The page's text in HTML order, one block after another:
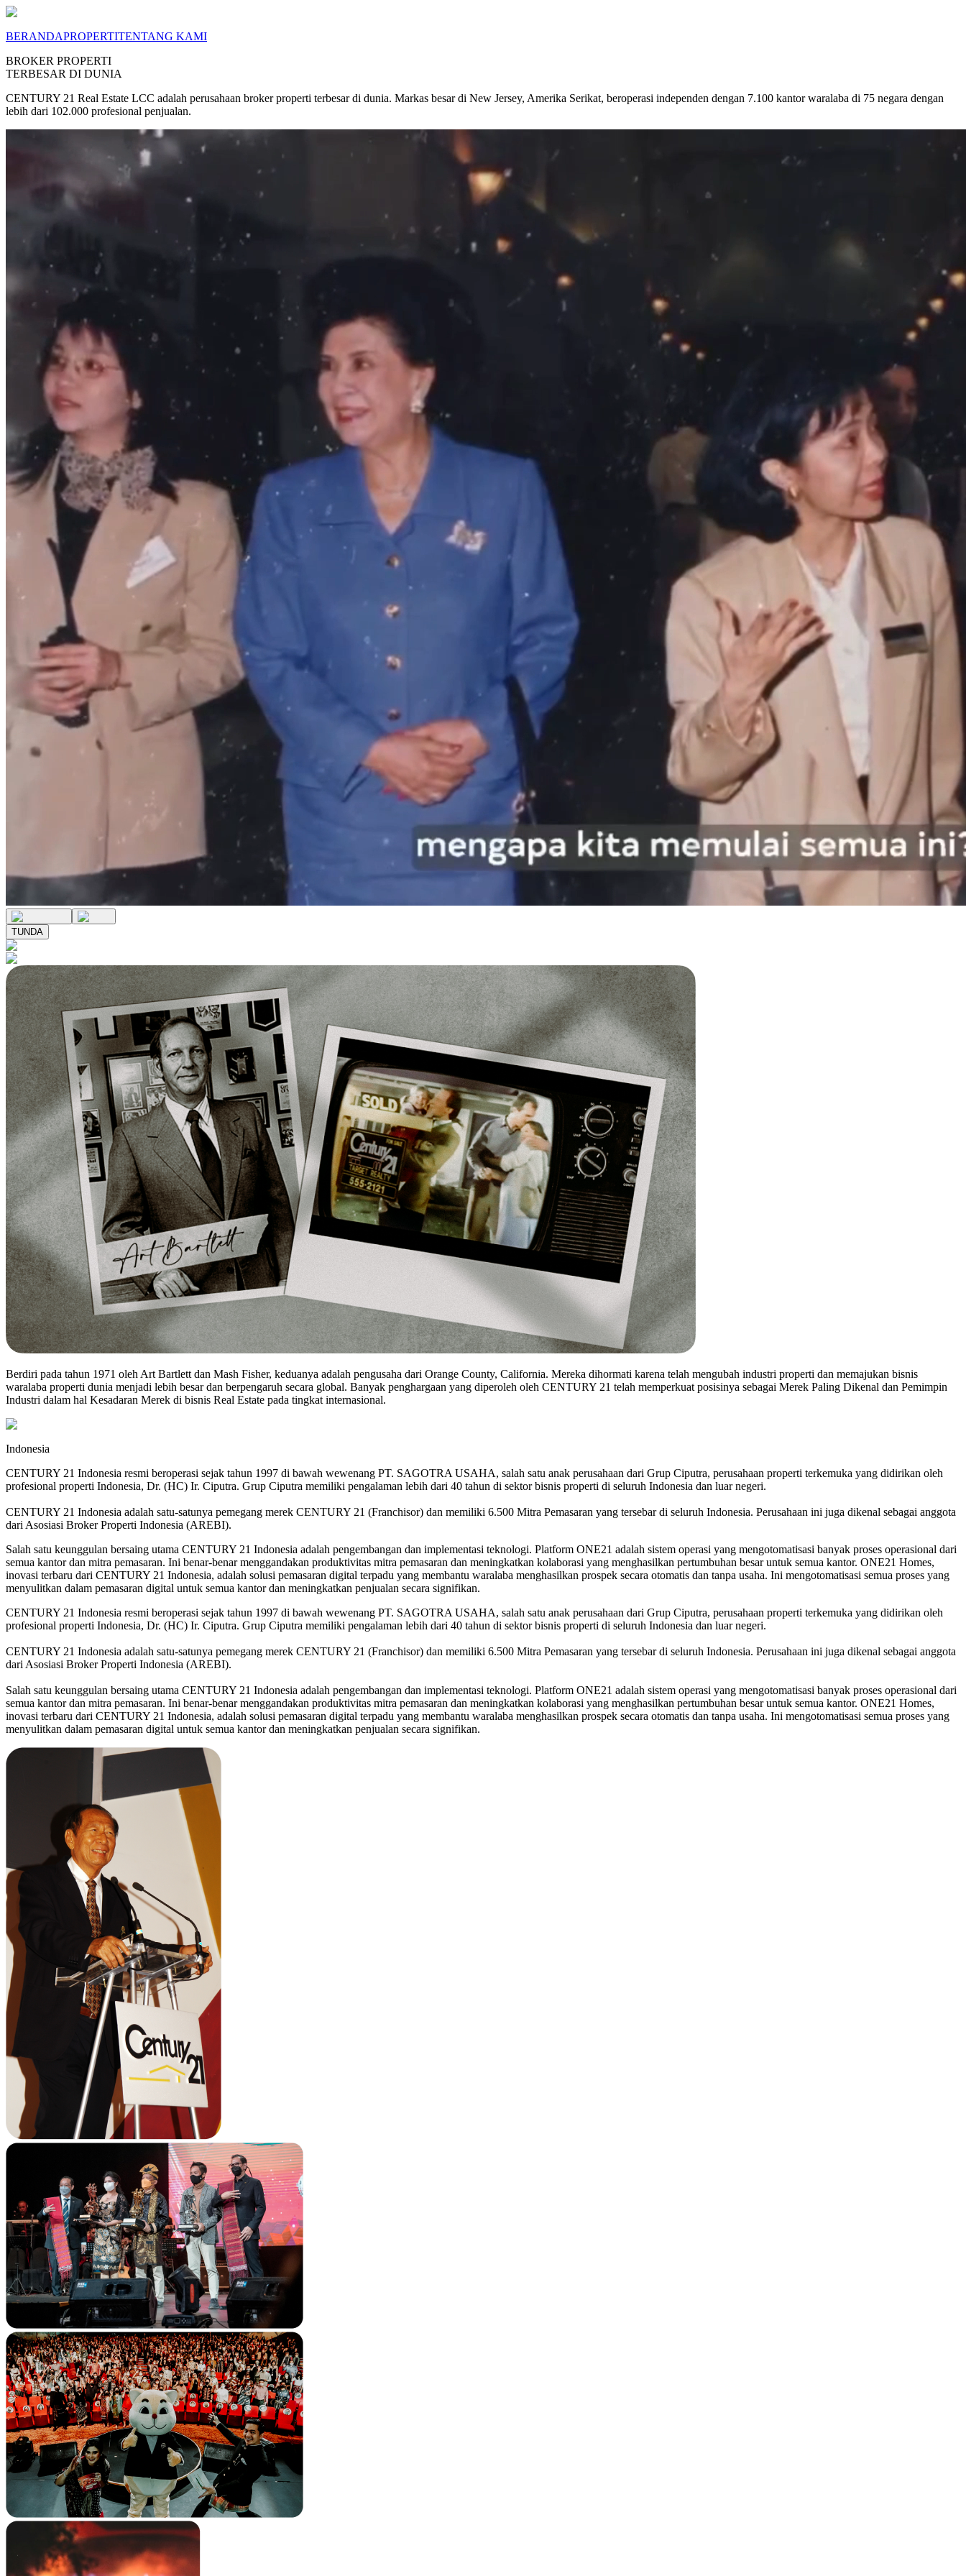
BERANDAPROPERTITENTANG KAMI
BROKER PROPERTI
TERBESAR DI DUNIA
CENTURY 21 Real Estate LCC adalah perusahaan broker properti terbesar di dunia. Markas besar di New Jersey, Amerika Serikat, beroperasi independen dengan 7.100 kantor waralaba di 75 negara dengan
lebih dari 102.000 profesional penjualan.
TUNDA
Berdiri pada tahun 1971 oleh Art Bartlett dan Mash Fisher, keduanya adalah pengusaha dari Orange County, California. Mereka dihormati karena telah mengubah industri properti dan memajukan bisnis
waralaba properti dunia menjadi lebih besar dan berpengaruh secara global. Banyak penghargaan yang diperoleh oleh CENTURY 21 telah memperkuat posisinya sebagai Merek Paling Dikenal dan Pemimpin
Industri dalam hal Kesadaran Merek di bisnis Real Estate pada tingkat internasional.
Indonesia
CENTURY 21 Indonesia resmi beroperasi sejak tahun 1997 di bawah wewenang PT. SAGOTRA USAHA, salah satu anak perusahaan dari Grup Ciputra, perusahaan properti terkemuka yang didirikan oleh
profesional properti Indonesia, Dr. (HC) Ir. Ciputra. Grup Ciputra memiliki pengalaman lebih dari 40 tahun di sektor bisnis properti di seluruh Indonesia dan luar negeri.
CENTURY 21 Indonesia adalah satu-satunya pemegang merek CENTURY 21 (Franchisor) dan memiliki 6.500 Mitra Pemasaran yang tersebar di seluruh Indonesia. Perusahaan ini juga dikenal sebagai anggota
dari Asosiasi Broker Properti Indonesia (AREBI).
Salah satu keunggulan bersaing utama CENTURY 21 Indonesia adalah pengembangan dan implementasi teknologi. Platform ONE21 adalah sistem operasi yang mengotomatisasi banyak proses operasional dari
semua kantor dan mitra pemasaran. Ini benar-benar menggandakan produktivitas mitra pemasaran dan meningkatkan kolaborasi yang menghasilkan pertumbuhan besar untuk semua kantor. ONE21 Homes,
inovasi terbaru dari CENTURY 21 Indonesia, adalah solusi pemasaran digital terpadu yang membantu waralaba menghasilkan prospek secara otomatis dan tanpa usaha. Ini mengotomatisasi semua proses yang
menyulitkan dalam pemasaran digital untuk semua kantor dan meningkatkan penjualan secara signifikan.
CENTURY 21 Indonesia resmi beroperasi sejak tahun 1997 di bawah wewenang PT. SAGOTRA USAHA, salah satu anak perusahaan dari Grup Ciputra, perusahaan properti terkemuka yang didirikan oleh
profesional properti Indonesia, Dr. (HC) Ir. Ciputra. Grup Ciputra memiliki pengalaman lebih dari 40 tahun di sektor bisnis properti di seluruh Indonesia dan luar negeri.
CENTURY 21 Indonesia adalah satu-satunya pemegang merek CENTURY 21 (Franchisor) dan memiliki 6.500 Mitra Pemasaran yang tersebar di seluruh Indonesia. Perusahaan ini juga dikenal sebagai anggota
dari Asosiasi Broker Properti Indonesia (AREBI).
Salah satu keunggulan bersaing utama CENTURY 21 Indonesia adalah pengembangan dan implementasi teknologi. Platform ONE21 adalah sistem operasi yang mengotomatisasi banyak proses operasional dari
semua kantor dan mitra pemasaran. Ini benar-benar menggandakan produktivitas mitra pemasaran dan meningkatkan kolaborasi yang menghasilkan pertumbuhan besar untuk semua kantor. ONE21 Homes,
inovasi terbaru dari CENTURY 21 Indonesia, adalah solusi pemasaran digital terpadu yang membantu waralaba menghasilkan prospek secara otomatis dan tanpa usaha. Ini mengotomatisasi semua proses yang
menyulitkan dalam pemasaran digital untuk semua kantor dan meningkatkan penjualan secara signifikan.